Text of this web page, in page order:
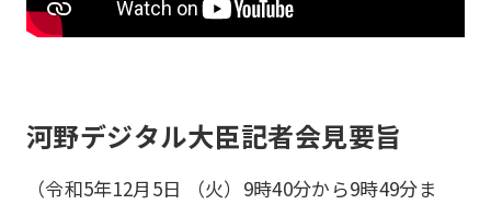
河野デジタル大臣記者会見要旨
（令和5年12月5日 （火）9時40分から9時49分ま